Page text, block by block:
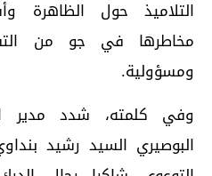
التلاميذ حول الظاهرة
مخاطرها في جو من
ومسؤولية.
وفي كلمته، شدد مدير
البوصيري السيد رشيد